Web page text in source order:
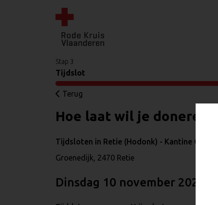
Stap 3
Tijdslot
Terug
Hoe laat wil je doneren?
Tijdsloten in Retie (Hodonk) - Kantine
Groenedijk, 2470 Retie
dinsdag 10 november 2026